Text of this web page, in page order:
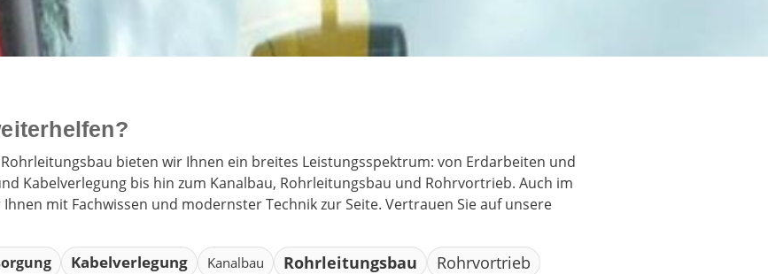
bieten wir Ihnen ein breites Leistungsspektrum: von Erdarbeiten und
Kabelverlegung bis hin zum Kanalbau, Rohrleitungsbau und Rohrvortrieb. Auch im
mit Fachwissen und modernster Technik zur Seite. Vertrauen Sie auf unsere
Kabelverlegung Kanalbau Rohrleitungsbau Rohrvortrieb